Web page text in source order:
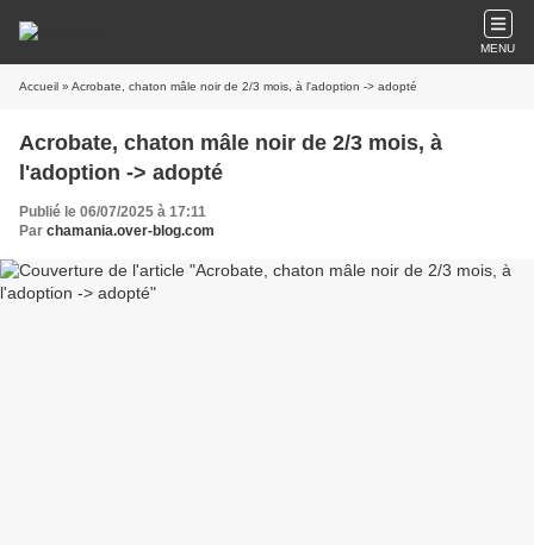
MENU
Accueil » Acrobate, chaton mâle noir de 2/3 mois, à l'adoption -> adopté
Acrobate, chaton mâle noir de 2/3 mois, à
l'adoption -> adopté
Publié le 06/07/2025 à 17:11
Par chamania.over-blog.com